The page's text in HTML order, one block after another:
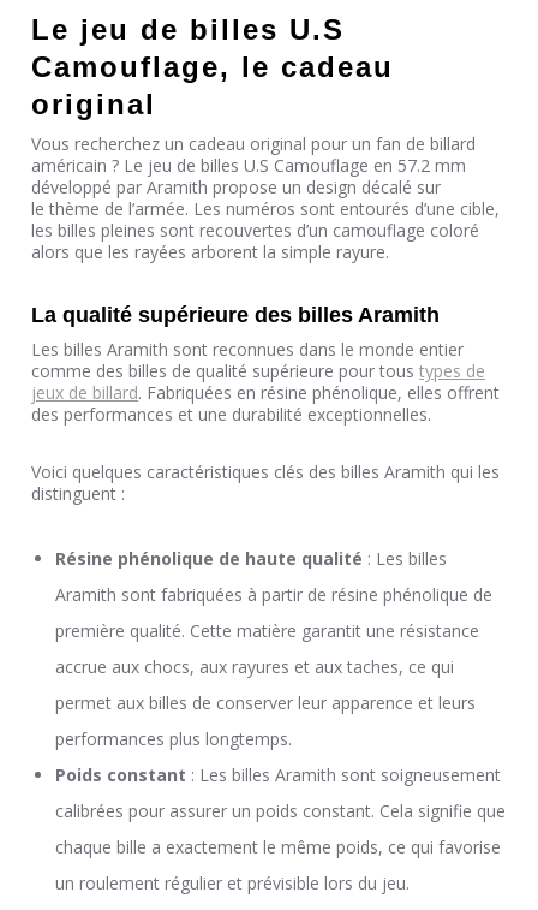
Le jeu de billes U.S
Camouflage, le cadeau
original
Vous recherchez un cadeau original pour un fan de billard
américain ? Le jeu de billes U.S Camouflage en 57.2 mm
développé par Aramith propose un design décalé sur
lethème de l’armée. Les numéros sont entourés d’une cible,
les billes pleines sont recouvertes d’un camouflage coloré
alors que les rayées arborent la simple rayure.
La qualité supérieure des billes Aramith
Les billes Aramith sont reconnues dans le monde entier
comme des billes de qualité supérieure pour toustypes de
jeux de billard. Fabriquées en résine phénolique, elles offrent
des performances et une durabilité exceptionnelles.
Voici quelques caractéristiques clés des billes Aramith qui les
distinguent :
Résine phénolique de haute qualité : Les billes
Aramith sont fabriquées à partir de résine phénolique de
première qualité. Cette matière garantit une résistance
accrue aux chocs, aux rayures et aux taches, ce qui
permet aux billes de conserver leur apparence et leurs
performances plus longtemps.
Poids constant : Les billes Aramith sont soigneusement
calibrées pour assurer un poids constant. Cela signifie que
chaque bille a exactement le même poids, ce qui favorise
un roulement régulier et prévisible lors du jeu.